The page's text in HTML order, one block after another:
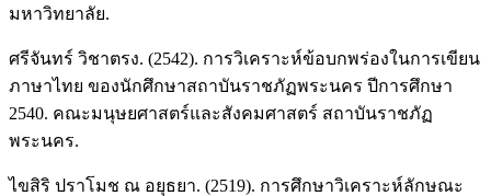
มหาวิทยาลัย.
ศรีจันทร์ วิชาตรง. (2542). การวิเคราะห์ข้อบกพร่องในการเขียน
ภาษาไทย ของนักศึกษาสถาบันราชภัฏพระนคร ปีการศึกษา
2540. คณะมนุษยศาสตร์และสังคมศาสตร์ สถาบันราชภัฏ
พระนคร.
ไขสิริ ปราโมช ณ อยุธยา. (2519). การศึกษาวิเคราะห์ลักษณะ